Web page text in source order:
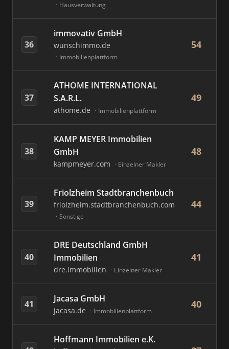
Hausverwaltung
36
immovativ GmbH
wunschimmo.de
Immobilienplattform
54
37
ATHOME INTERNATIONAL
S.A.R.L.
athome.de Immobilienplattform
49
38
KAMP MEYER Immobilien
GmbH
kampmeyer.com Einzelner Makler
48
39
Friolzheim Stadtbranchenbuch
friolzheim.stadtbranchenbuch.com
Sonstige
44
40
DRE Deutschland GmbH
Immobilien
dre.immobilien Einzelner Makler
41
41 Jacasa GmbH
jacasa.de Immobilienplattform
40
Hoffmann Immobilien e.K.